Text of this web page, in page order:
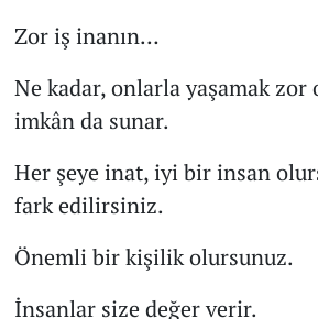
Zor iş inanın…
Ne kadar, onlarla yaşamak zor
imkân da sunar.
Her şeye inat, iyi bir insan
fark edilirsiniz.
Önemli bir kişilik olursunuz.
İnsanlar size değer verir.